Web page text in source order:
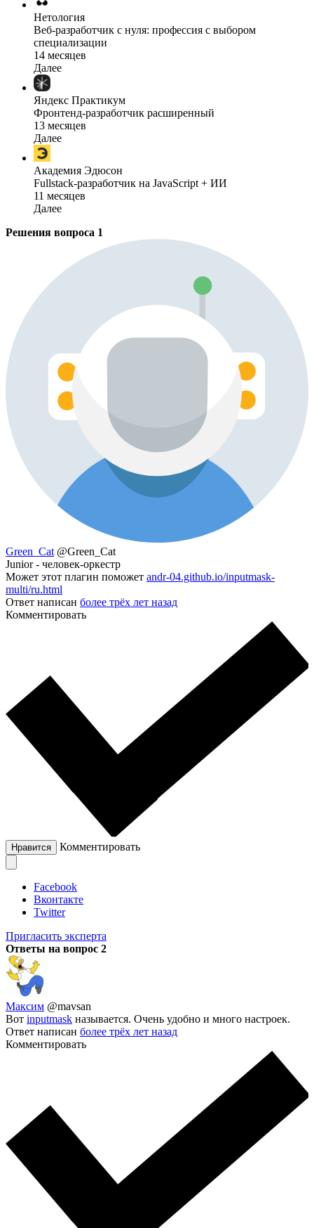
Нетология
Веб-разработчик с нуля: профессия с выбором
специализации
14 месяцев
Далее
Яндекс Практикум
Фронтенд-разработчик расширенный
13 месяцев
Далее
Академия Эдюсон
Fullstack-разработчик на JavaScript + ИИ
11 месяцев
Далее
Решения вопроса 1
Green_Cat @Green_Cat
Junior - человек-оркестр
Может этот плагин поможет andr-04.github.io/inputmask-
multi/ru.html
Ответ написан более трёх лет назад
Комментировать
Нравится Комментировать
Facebook
Вконтакте
Twitter
Пригласить эксперта
Ответы на вопрос 2
Максим @mavsan
Вот inputmask называется. Очень удобно и много настроек.
Ответ написан более трёх лет назад
Комментировать